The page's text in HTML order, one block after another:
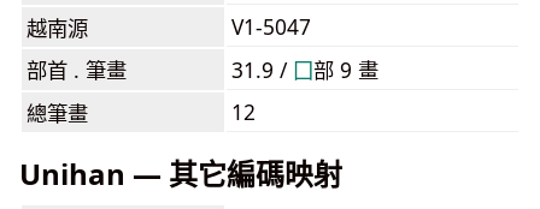
越南源
V1-5047
部首 . 筆畫
31.9 / ⼞部 9 畫
總筆畫
12
Unihan — 其它編碼映射